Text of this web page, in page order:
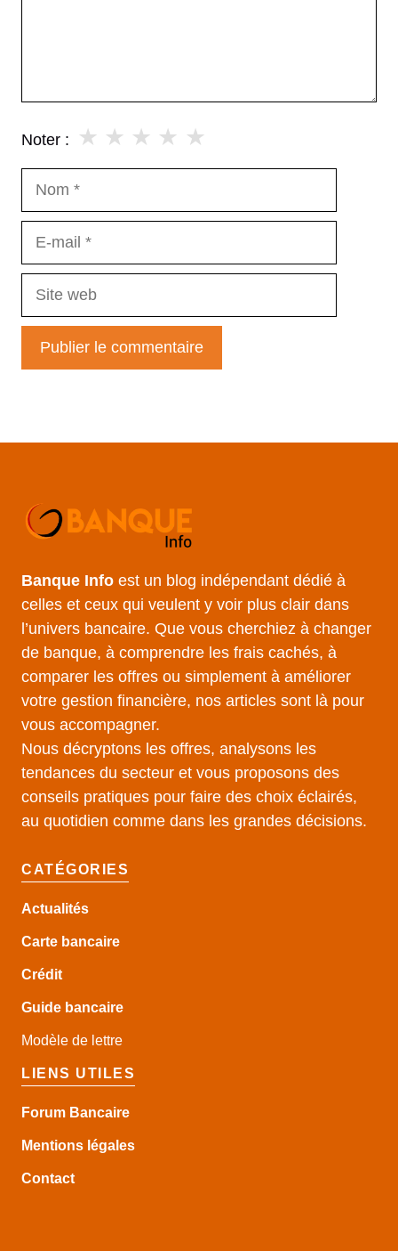
Noter : ★
★
★
★
★
Banque Info est un blog indépendant dédié à
celles et ceux qui veulent y voir plus clair dans
l’univers bancaire. Que vous cherchiez à changer
de banque, à comprendre les frais cachés, à
comparer les offres ou simplement à améliorer
votre gestion financière, nos articles sont là pour
vous accompagner.
Nous décryptons les offres, analysons les
tendances du secteur et vous proposons des
conseils pratiques pour faire des choix éclairés,
au quotidien comme dans les grandes décisions.
CATÉGORIES
Actualités
Carte bancaire
Crédit
Guide bancaire
Modèle de lettre
LIENS UTILES
Forum Bancaire
Mentions légales
Contact